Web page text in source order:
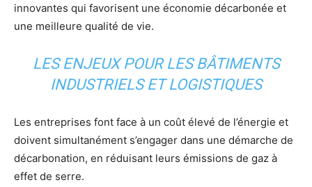
innovantes qui favorisent une économie décarbonée et
une meilleure qualité de vie.
LES ENJEUX POUR LES BÂTIMENTS
INDUSTRIELS ET LOGISTIQUES
Les entreprises font face à un coût élevé de l’énergie et
doivent simultanément s’engager dans une démarche de
décarbonation, en réduisant leurs émissions de gaz à
effet de serre.